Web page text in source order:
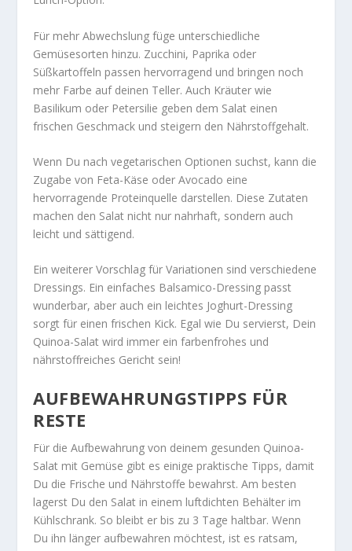
Für mehr Abwechslung füge unterschiedliche
Gemüsesorten hinzu. Zucchini, Paprika oder
Süßkartoffeln passen hervorragend und bringen noch
mehr Farbe auf deinen Teller. Auch Kräuter wie
Basilikum oder Petersilie geben dem Salat einen
frischen Geschmack und steigern den Nährstoffgehalt.
Wenn Du nach vegetarischen Optionen suchst, kann die
Zugabe von Feta-Käse oder Avocado eine
hervorragende Proteinquelle darstellen. Diese Zutaten
machen den Salat nicht nur nahrhaft, sondern auch
leicht und sättigend.
Ein weiterer Vorschlag für Variationen sind verschiedene
Dressings. Ein einfaches Balsamico-Dressing passt
wunderbar, aber auch ein leichtes Joghurt-Dressing
sorgt für einen frischen Kick. Egal wie Du servierst, Dein
Quinoa-Salat wird immer ein farbenfrohes und
nährstoffreiches Gericht sein!
AUFBEWAHRUNGSTIPPS FÜR
RESTE
Für die Aufbewahrung von deinem gesunden Quinoa-
Salat mit Gemüse gibt es einige praktische Tipps, damit
Du die Frische und Nährstoffe bewahrst. Am besten
lagerst Du den Salat in einem luftdichten Behälter im
Kühlschrank. So bleibt er bis zu 3 Tage haltbar. Wenn
Du ihn länger aufbewahren möchtest, ist es ratsam,